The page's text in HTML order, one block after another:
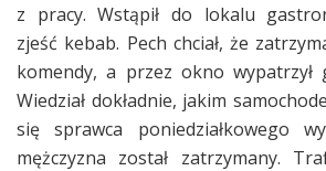
z pracy. Wstąpił do lokalu
zjeść kebab. Pech chciał, że
komendy, a przez okno wypatrzył
Wiedział dokładnie, jakim
się sprawca poniedziałkowego
mężczyzna został zatrzymany.